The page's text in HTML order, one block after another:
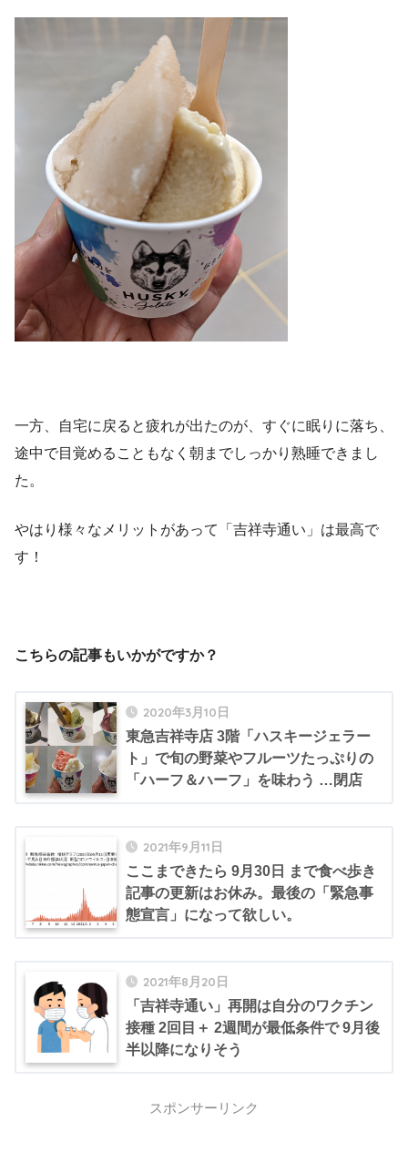
一方、自宅に戻ると疲れが出たのが、すぐに眠りに落ち、
途中で目覚めることもなく朝までしっかり熟睡できまし
た。
やはり様々なメリットがあって「吉祥寺通い」は最高で
す！
こちらの記事もいかがですか？
2020年3月10日
東急吉祥寺店 3階「ハスキージェラー
ト」で旬の野菜やフルーツたっぷりの
「ハーフ＆ハーフ」を味わう …閉店
2021年9月11日
ここまできたら 9月30日 まで食べ歩き
記事の更新はお休み。最後の「緊急事
態宣言」になって欲しい。
2021年8月20日
「吉祥寺通い」再開は自分のワクチン
接種 2回目＋ 2週間が最低条件で 9月後
半以降になりそう
スポンサーリンク